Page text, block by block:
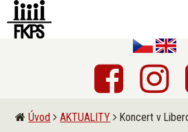
Úvod AKTUALITY Koncert v